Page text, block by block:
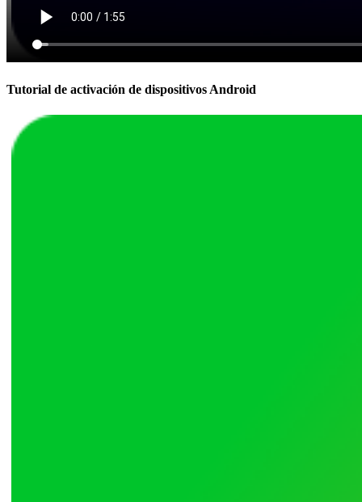
Tutorial de activación de dispositivos Android